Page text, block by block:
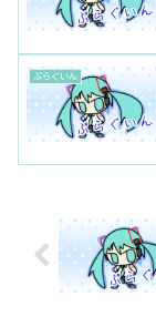
ぷらぐいん